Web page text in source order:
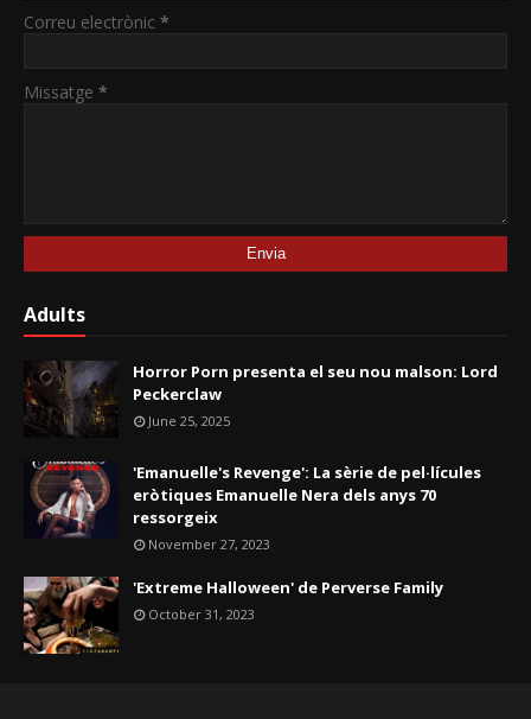
Correu electrònic *
Missatge *
Adults
Horror Porn presenta el seu nou malson: Lord
Peckerclaw
June 25, 2025
'Emanuelle's Revenge': La sèrie de pel·lícules
eròtiques Emanuelle Nera dels anys 70
ressorgeix
November 27, 2023
'Extreme Halloween' de Perverse Family
October 31, 2023